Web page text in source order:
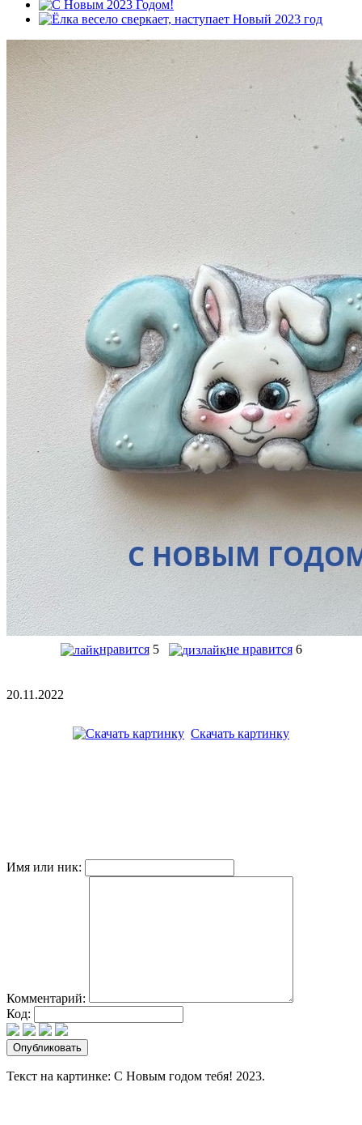
нравится 5 не нравится 6
20.11.2022
Скачать картинку
Имя или ник:
Комментарий:
Код:
Текст на картинке: С Новым годом тебя! 2023.